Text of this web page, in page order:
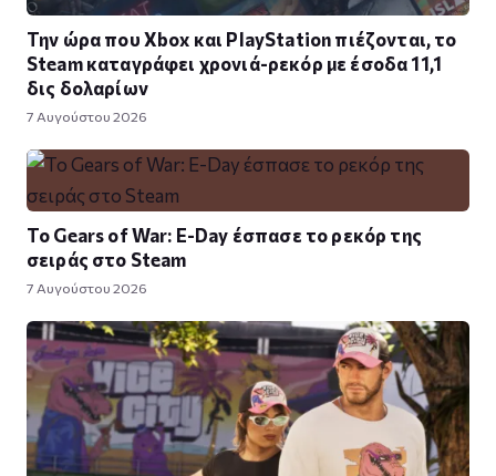
Την ώρα που Xbox και PlayStation πιέζονται, το
Steam καταγράφει χρονιά-ρεκόρ με έσοδα 11,1
δις δολαρίων
7 Αυγούστου 2026
Το Gears of War: E-Day έσπασε το ρεκόρ της
σειράς στο Steam
7 Αυγούστου 2026